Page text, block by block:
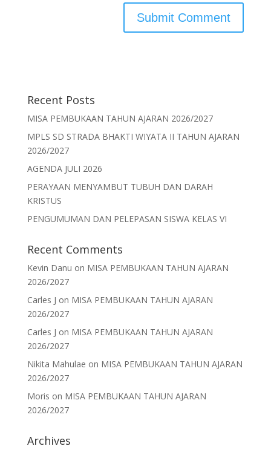
Recent Posts
MISA PEMBUKAAN TAHUN AJARAN 2026/2027
MPLS SD STRADA BHAKTI WIYATA II TAHUN AJARAN
2026/2027
AGENDA JULI 2026
PERAYAAN MENYAMBUT TUBUH DAN DARAH
KRISTUS
PENGUMUMAN DAN PELEPASAN SISWA KELAS VI
Recent Comments
Kevin Danu on MISA PEMBUKAAN TAHUN AJARAN
2026/2027
Carles J on MISA PEMBUKAAN TAHUN AJARAN
2026/2027
Carles J on MISA PEMBUKAAN TAHUN AJARAN
2026/2027
Nikita Mahulae on MISA PEMBUKAAN TAHUN AJARAN
2026/2027
Moris on MISA PEMBUKAAN TAHUN AJARAN
2026/2027
Archives